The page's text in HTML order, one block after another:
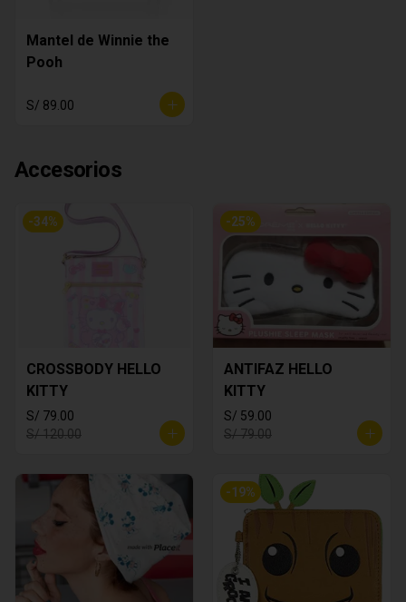
Mantel de Winnie the
Pooh
S/ 89.00
Accesorios
-34%
CROSSBODY HELLO
KITTY
S/ 79.00
S/ 120.00
-25%
ANTIFAZ HELLO
KITTY
S/ 59.00
S/ 79.00
-19%